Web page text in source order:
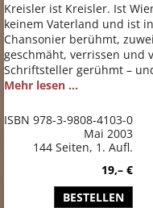
Kreisler ist Kreisler. Ist
keinem Vaterland und ist
Chansonier berühmt,
geschmäht, verrissen und
Schriftsteller gerühmt –
Mehr lesen ...
ISBN 978-3-9808-4103-0
Mai 2003
144 Seiten, 1. Aufl.
19,– €
BESTELLEN